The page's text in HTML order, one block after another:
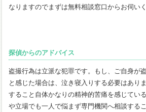
なりますのでまずは無料相談窓口からお伺いく
探偵からのアドバイス
盗撮行為は立派な犯罪です。もし、ご自身が
と感じた場合は、泣き寝入りする必要はあり
すること自体かなりの精神的苦痛を感じてい
や立場でも一人で悩まず専門機関へ相談する